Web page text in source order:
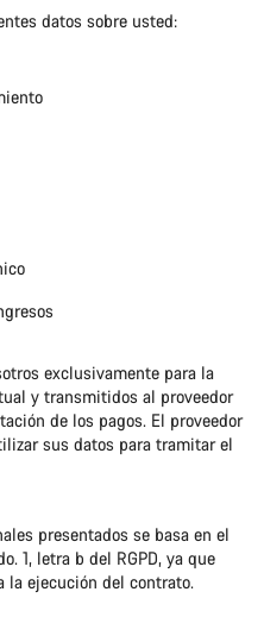
datos sobre usted:
exclusivamente para la
y transmitidos al proveedor
de los pagos. El proveedor
sus datos para tramitar el
presentados se basa en el
1, letra b del RGPD, ya que
la ejecución del contrato.